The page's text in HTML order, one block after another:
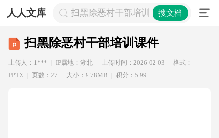
人人文库 扫黑除恶村干部培训课件搜文档
扫黑除恶村干部培训课件
上传人：1*** IP属地：湖北 上传时间：2026-02-03
格式：
PPTX
页数：27 大小：9.78MB 积分：5.99